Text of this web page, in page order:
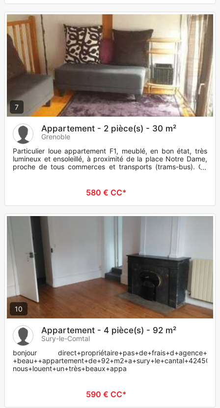
7
Appartement - 2 pièce(s) - 30 m²
Grenoble
Particulier loue appartement F1, meublé, en bon état, très
lumineux et ensoleillé, à proximité de la place Notre Dame,
proche de tous commerces et transports (trams-bus). Ce
logem
580 € CC*
10
Appartement - 4 pièce(s) - 92 m²
Sury-le-Comtal
bonjour direct+propriétaire+pas+de+frais+d+agence+
nous+louent+un+très+beaux+appa
590 € CC*